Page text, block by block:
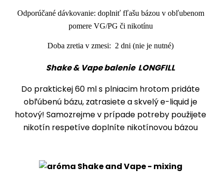
Odporúčané dávkovanie: doplniť fľašu bázou v obľubenom
pomere VG/PG či nikotínu
Doba zretia v zmesi: 2 dni (nie je nutné)
Shake & Vape balenie LONGFILL
Do praktickej 60 ml s plniacim hrotom pridáte
obľúbenú bázu, zatrasiete a skvelýe-liquidje
hotový! Samozrejme v prípade potreby použijete
nikotín respetíve doplníte nikotínovou bázou